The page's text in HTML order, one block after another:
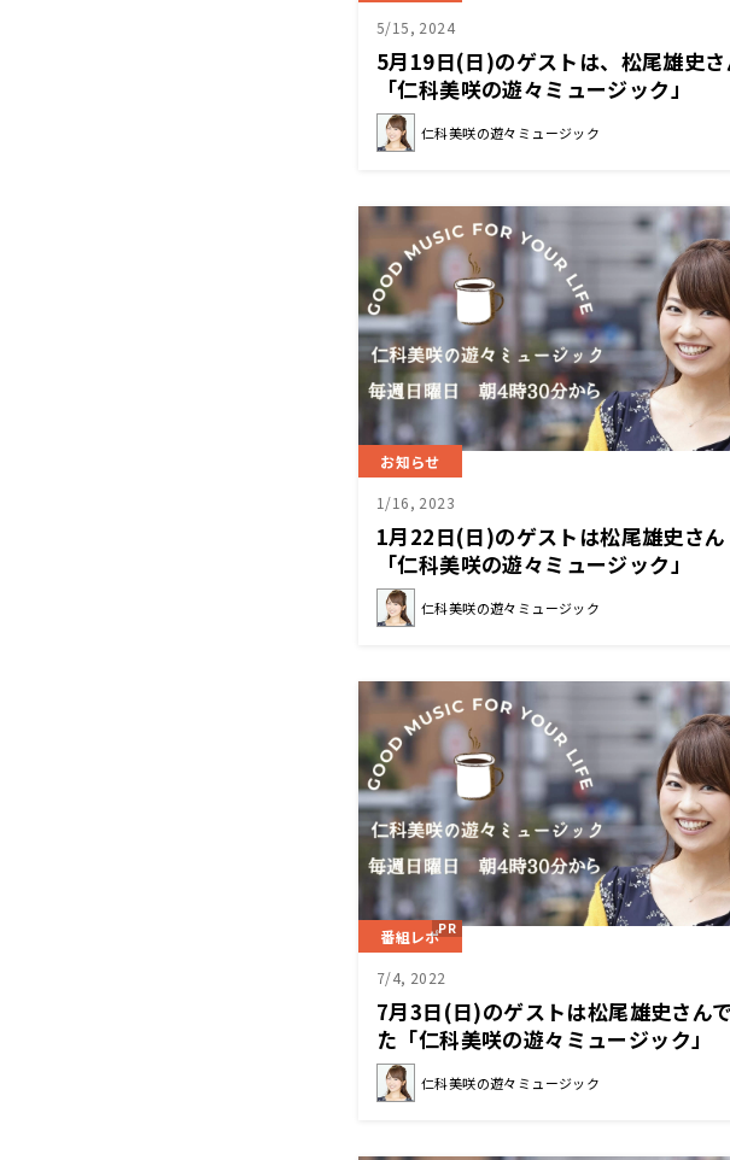
5/15, 2024
5月19日(日)のゲストは、松尾雄史さ
「仁科美咲の遊々ミュージック」
仁科美咲の遊々ミュージック
お知らせ
1/16, 2023
1月22日(日)のゲストは松尾雄史さ
「仁科美咲の遊々ミュージック」
仁科美咲の遊々ミュージック
番組レポ
7/4, 2022
7月3日(日)のゲストは松尾雄史さん
た「仁科美咲の遊々ミュージック」
仁科美咲の遊々ミュージック